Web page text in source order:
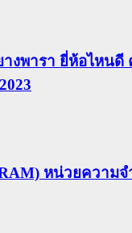
งพารา ยี่ห้อไหน
หน่วยความ